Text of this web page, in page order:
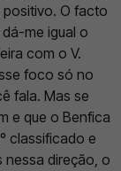
positivo. O facto
me igual o
com o V.
foco só no
fala. Mas se
e que o Benfica
classificado e
nessa direção, o